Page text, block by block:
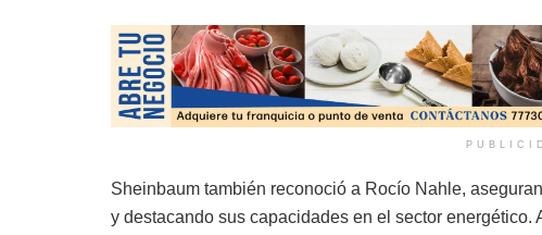
Sheinbaum también reconoció a Rocío Nahle,
y destacando sus capacidades en el sector